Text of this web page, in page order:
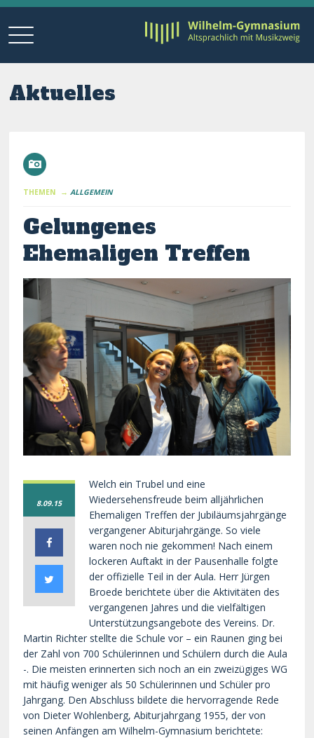
Aktuelles
THEMEN → ALLGEMEIN
Gelungenes
Ehemaligen Treffen
8.09.15
Welch ein Trubel und eine
Wiedersehensfreude beim alljährlichen
Ehemaligen Treffen der Jubiläumsjahrgänge
vergangener Abiturjahrgänge. So viele
waren noch nie gekommen! Nach einem
lockeren Auftakt in der Pausenhalle folgte
der offizielle Teil in der Aula. Herr Jürgen
Broede berichtete über die Aktivitäten des
vergangenen Jahres und die vielfältigen
Unterstützungsangebote des Vereins. Dr.
Martin Richter stellte die Schule vor – ein Raunen ging bei
der Zahl von 700 Schülerinnen und Schülern durch die Aula
-. Die meisten erinnerten sich noch an ein zweizügiges WG
mit häufig weniger als 50 Schülerinnen und Schüler pro
Jahrgang. Den Abschluss bildete die hervorragende Rede
von Dieter Wohlenberg, Abiturjahrgang 1955, der von
seinen Anfängen am Wilhelm-Gymnasium berichtete: